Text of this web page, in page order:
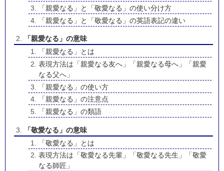
「親愛なる」と「敬愛なる」の使い分け方
「親愛なる」と「敬愛なる」の英語表記の違い
「親愛なる」の意味
「親愛なる」とは
表現方法は「親愛なる友へ」「親愛なる母へ」「親愛
なる父へ」
「親愛なる」の使い方
「親愛なる」の注意点
「親愛なる」の類語
「敬愛なる」の意味
「敬愛なる」とは
表現方法は「敬愛なる先輩」「敬愛なる先生」「敬愛
なる師匠」